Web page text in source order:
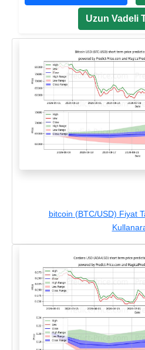
Uzun Vadeli
bitcoin (BTC/USD) Fiyat